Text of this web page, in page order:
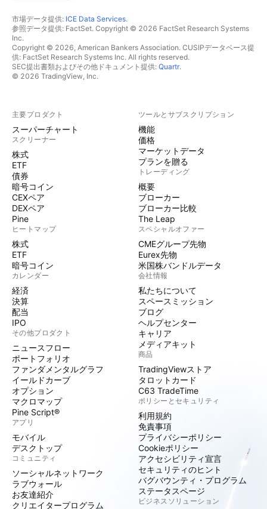
市場データ提供: ICE Data Services.
参照データ提供: FactSet. Copyright © 2026 FactSet Research Systems
Inc.
Copyright © 2026, American Bankers Association. CUSIPデータベース提
供: FactSet Research Systems Inc. All rights reserved.
SEC提出書類およびその他ドキュメント提供: Quartr.
© 2026 TradingView, Inc.
主要プロダクト
スーパーチャート
スクリーナー
株式
ETF
債券
暗号コイン
CEXペア
DEXペア
Pine
ヒートマップ
株式
ETF
暗号コイン
カレンダー
経済
決算
配当
IPO
その他プロダクト
ニュースフロー
ポートフォリオ
ファンダメンタルグラフ
イールドカーブ
オプション
マクロマップ
Pine Script®
アプリ
モバイル
デスクトップ
コミュニティ
ソーシャルネットワーク
ラブウォール
お友達紹介
クリエイタープログラム
ツールとサブスクリプション
機能
価格
マーケットデータ
プランを贈る
トレーディング
概要
ブローカー
ブローカー比較
The Leap
スペシャルオファー
CMEグループ先物
Eurex先物
米国株バンドルデータ
会社情報
私たちについて
スペースミッション
ブログ
ヘルプセンター
キャリア
メディアキット
商品
TradingViewストア
タロットカード
C63 TradeTime
ポリシーとセキュリティ
利用規約
免責事項
プライバシーポリシー
Cookieポリシー
アクセシビリティ宣言
セキュリティのヒント
バグバウンティ・プログラム
ステータスページ
ビジネスソリューション